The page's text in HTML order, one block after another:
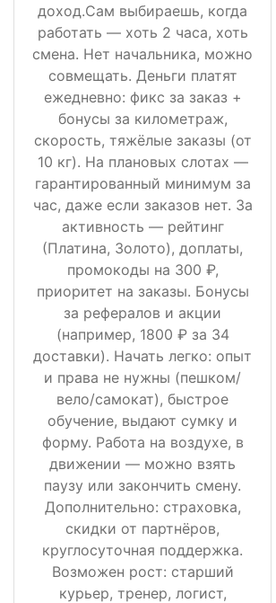
доход.Сам выбираешь, когда
работать — хоть 2 часа, хоть
смена. Нет начальника, можно
совмещать. Деньги платят
ежедневно: фикс за заказ +
бонусы за километраж,
скорость, тяжёлые заказы (от
10 кг). На плановых слотах —
гарантированный минимум за
час, даже если заказов нет. За
активность — рейтинг
(Платина, Золото), доплаты,
промокоды на 300 ₽,
приоритет на заказы. Бонусы
за рефералов и акции
(например, 1800 ₽ за 34
доставки). Начать легко: опыт
и права не нужны (пешком/
вело/самокат), быстрое
обучение, выдают сумку и
форму. Работа на воздухе, в
движении — можно взять
паузу или закончить смену.
Дополнительно: страховка,
скидки от партнёров,
круглосуточная поддержка.
Возможен рост: старший
курьер, тренер, логист,